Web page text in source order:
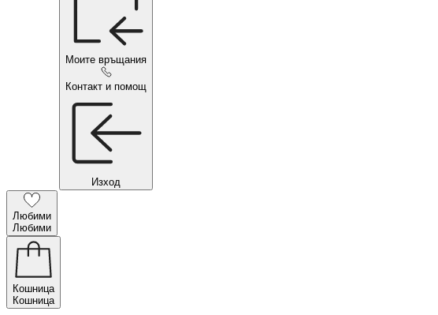
Моите връщания
Контакт и помощ
Изход
Любими
Любими
Кошница
Кошница